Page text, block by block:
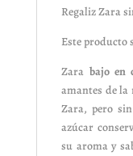
Regaliz Zara
Este producto
Zara bajo en
amantes de
Zara, pero
azúcar
su aroma y